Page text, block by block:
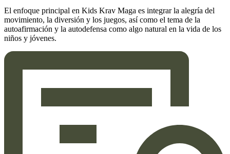
El enfoque principal en Kids Krav Maga es integrar la alegría del
movimiento, la diversión y los juegos, así como el tema de la
autoafirmación y la autodefensa como algo natural en la vida de los
niños y jóvenes.